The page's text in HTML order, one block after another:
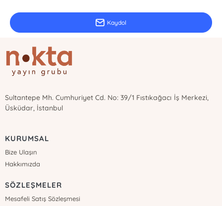
Kaydol
Sultantepe Mh. Cumhuriyet Cd. No: 39/1 Fıstıkağacı İş Merkezi,
Üsküdar, İstanbul
KURUMSAL
Bize Ulaşın
Hakkımızda
SÖZLEŞMELER
Mesafeli Satış Sözleşmesi